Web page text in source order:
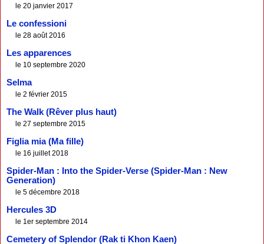
le 20 janvier 2017
Le confessioni
le 28 août 2016
Les apparences
le 10 septembre 2020
Selma
le 2 février 2015
The Walk (Rêver plus haut)
le 27 septembre 2015
Figlia mia (Ma fille)
le 16 juillet 2018
Spider-Man : Into the Spider-Verse (Spider-Man : New
Generation)
le 5 décembre 2018
Hercules 3D
le 1er septembre 2014
Cemetery of Splendor (Rak ti Khon Kaen)